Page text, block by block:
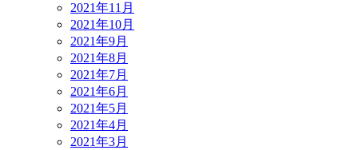
2021年11月
2021年10月
2021年9月
2021年8月
2021年7月
2021年6月
2021年5月
2021年4月
2021年3月